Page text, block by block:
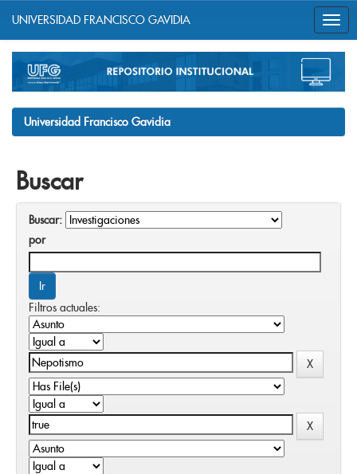
navigation
UNIVERSIDAD FRANCISCO GAVIDIA
Universidad Francisco Gavidia
Buscar
Buscar:
por
Filtros actuales: